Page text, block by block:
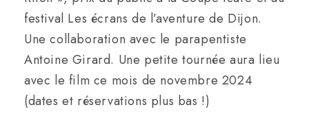
festival Les écrans de l’aventure de Dijon.
Une collaboration avec le parapentiste
Antoine Girard. Une petite tournée aura lieu
avec le film ce mois de novembre 2024
(dates et réservations plus bas !)